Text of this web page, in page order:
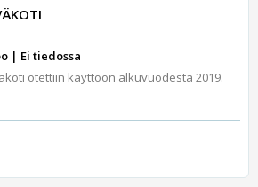
| Ei tiedossa
otettiin käyttöön alkuvuodesta 2019.